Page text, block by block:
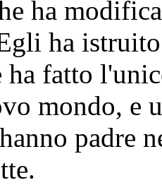
ha
ha
ha fatto
mondo, e
padre